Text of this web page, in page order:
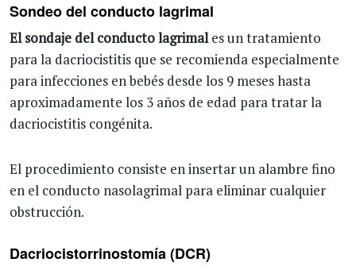
Sondeo del conducto lagrimal
El sondaje del conducto lagrimales un tratamiento
para la dacriocistitis que se recomienda especialmente
para infecciones en bebés desde los 9 meses hasta
aproximadamente los 3 años de edad para tratar la
dacriocistitis congénita.
El procedimiento consiste en insertar un alambre fino
en el conducto nasolagrimal para eliminar cualquier
obstrucción.
Dacriocistorrinostomía (DCR)